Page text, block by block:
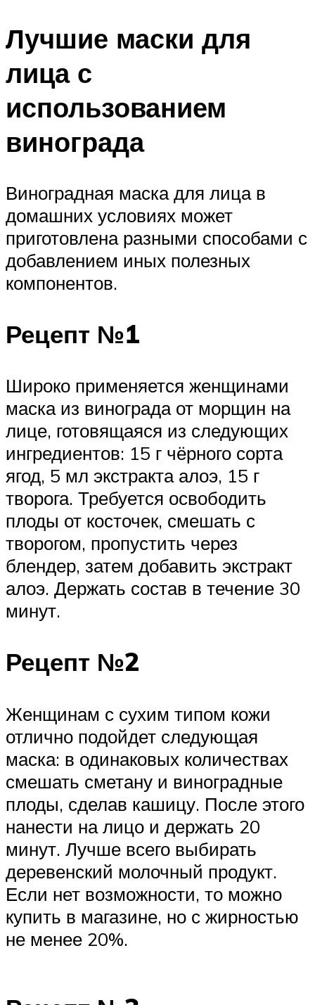
Лучшие маски для
лица с
использованием
винограда
Виноградная маска для лица в
домашних условиях может
приготовлена разными способами с
добавлением иных полезных
компонентов.
Рецепт №1
Широко применяется женщинами
маска из винограда от морщин на
лице, готовящаяся из следующих
ингредиентов: 15 г чёрного сорта
ягод, 5 мл экстракта алоэ, 15 г
творога. Требуется освободить
плоды от косточек, смешать с
творогом, пропустить через
блендер, затем добавить экстракт
алоэ. Держать состав в течение 30
минут.
Рецепт №2
Женщинам с сухим типом кожи
отлично подойдет следующая
маска: в одинаковых количествах
смешать сметану и виноградные
плоды, сделав кашицу. После этого
нанести на лицо и держать 20
минут. Лучше всего выбирать
деревенский молочный продукт.
Если нет возможности, то можно
купить в магазине, но с жирностью
не менее 20%.